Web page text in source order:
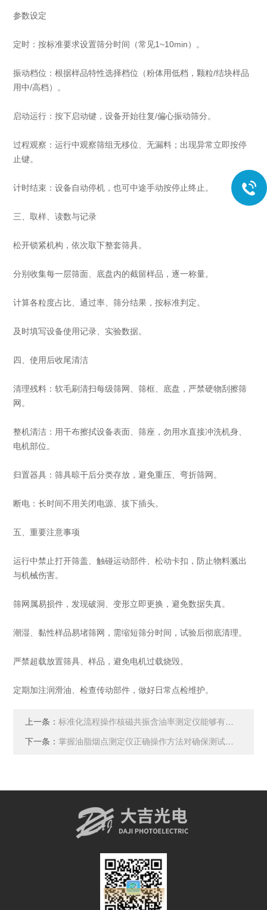
参数设定
定时：按标准要求设置筛分时间（常见1~10min）。
振动档位：根据样品特性选择档位（粉体用低档，颗粒/结块样品
用中/高档）。
启动运行：按下启动键，设备开始往复/偏心振动筛分。
过程观察：运行中观察筛组无移位、无漏料；出现异常立即按停
止键。
计时结束：设备自动停机，也可中途手动按停止终止。
三、取样、读数与记录
松开锁紧机构，依次取下整套筛具。
分别收集每一层筛面、底盘内的截留样品，逐一称量。
计算各粒度占比、通过率、筛分结果，按标准判定。
及时填写设备使用记录、实验数据。
四、使用后收尾清洁
清理残料：软毛刷清扫每级筛网、筛框、底盘，严禁硬物刮擦筛
网。
整机清洁：用干布擦拭设备表面、筛座，勿用水直接冲洗机身、
电机部位。
归置器具：筛具晾干后分类存放，避免重压、弯折筛网。
断电：长时间不用关闭电源、拔下插头。
五、重要注意事项
运行中禁止打开筛盖、触碰运动部件、松动卡扣，防止物料溅出
与机械伤害。
筛网属易损件，发现破洞、变形立即更换，避免数据失真。
潮湿、黏性样品易堵筛网，需缩短筛分时间，试验后彻底清理。
严禁超载放置筛具、样品，避免电机过载烧毁。
定期加注润滑油、检查传动部件，做好日常点检维护。
上一条：标准化流程操作核磁共振含油率测定仪能够有效规避检测误差
下一条：掌握油脂烟点测定仪正确操作方法对确保测试数据准确性具有重要意义